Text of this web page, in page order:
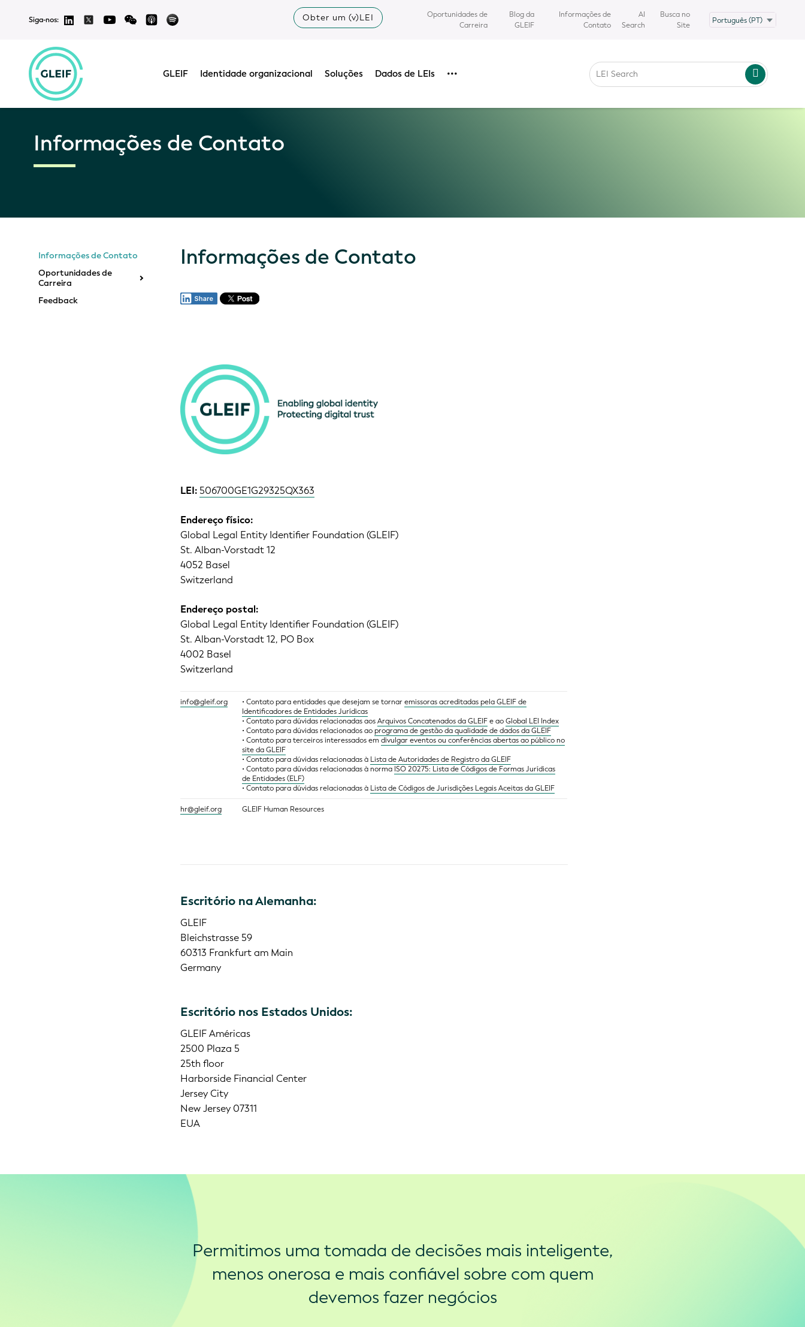
Siga-nos: Obter um (v)LEI
Oportunidades de
Carreira
Blog da
GLEIF
Informações de
Contato
AI
Search
Busca no
Site
GLEIF Identidade organizacional Soluções Dados de LEIs •••
Informações de Contato
Informações de Contato
Oportunidades de
Carreira
Feedback
Informações de Contato
LEI: 506700GE1G29325QX363
Endereço físico:
Global Legal Entity Identifier Foundation (GLEIF)
St. Alban-Vorstadt 12
4052 Basel
Switzerland
Endereço postal:
Global Legal Entity Identifier Foundation (GLEIF)
St. Alban-Vorstadt 12, PO Box
4002 Basel
Switzerland
info@gleif.org • Contato para entidades que desejam se tornaremissoras acreditadas pela GLEIF de
Identificadores de Entidades Jurídicas
• Contato para dúvidas relacionadas aosArquivos Concatenados da GLEIFe aoGlobal LEI Index
• Contato para dúvidas relacionados aoprograma de gestão da qualidade de dados da GLEIF
• Contato para terceiros interessados emdivulgar eventos ou conferências abertas ao público no
site da GLEIF
• Contato para dúvidas relacionadas à Lista de Autoridades de Registro da GLEIF
• Contato para dúvidas relacionadas à norma ISO 20275: Lista de Códigos de Formas Jurídicas
de Entidades (ELF)
• Contato para dúvidas relacionadas à Lista de Códigos de Jurisdições Legais Aceitas da GLEIF
hr@gleif.org GLEIF Human Resources
Escritório na Alemanha:
GLEIF
Bleichstrasse 59
60313 Frankfurt am Main
Germany
Escritório nos Estados Unidos:
GLEIF Américas
2500 Plaza 5
25th floor
Harborside Financial Center
Jersey City
New Jersey 07311
EUA
Permitimos uma tomada de decisões mais inteligente,
menos onerosa e mais confiável sobre com quem
devemos fazer negócios